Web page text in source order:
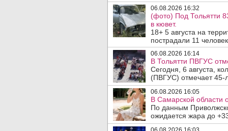
06.08.2026 16:32
(фото) Под Тольятти
в кювет.
18+ 5 августа на
пострадали 11
06.08.2026 16:14
В Тольятти ПВГУС
Сегодня, 6 августа,
(ПВГУС) отмечает 45-
06.08.2026 16:05
В Самарской области
По данным
ожидается жара до